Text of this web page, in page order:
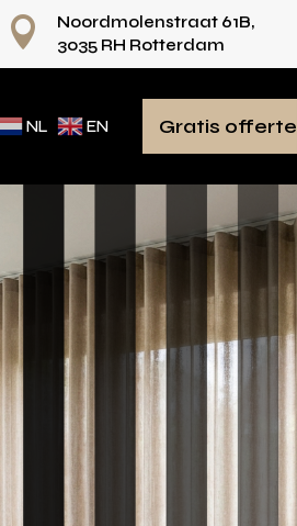
advies voor iedere ruimte

Noordmolenstraat 61B,
3035 RH Rotterdam
NL EN Gratis offerte